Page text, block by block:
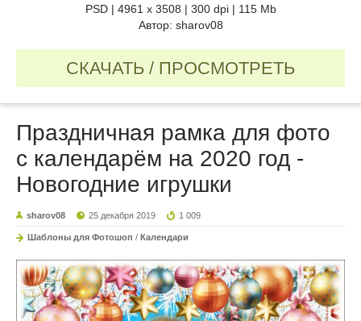
PSD | 4961 х 3508 | 300 dpi | 115 Mb
Автор: sharov08
СКАЧАТЬ / ПРОСМОТРЕТЬ
Праздничная рамка для фото
с календарём на 2020 год -
Новогодние игрушки
sharov08 25 декабря 2019 1 009
Шаблоны для Фотошоп / Календари